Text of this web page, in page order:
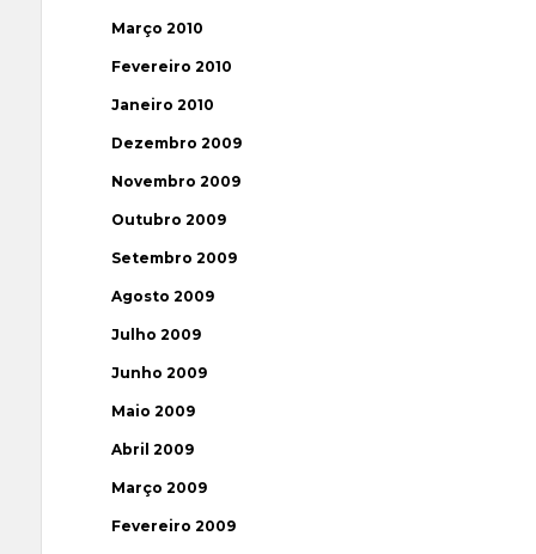
Março 2010
Fevereiro 2010
Janeiro 2010
Dezembro 2009
Novembro 2009
Outubro 2009
Setembro 2009
Agosto 2009
Julho 2009
Junho 2009
Maio 2009
Abril 2009
Março 2009
Fevereiro 2009